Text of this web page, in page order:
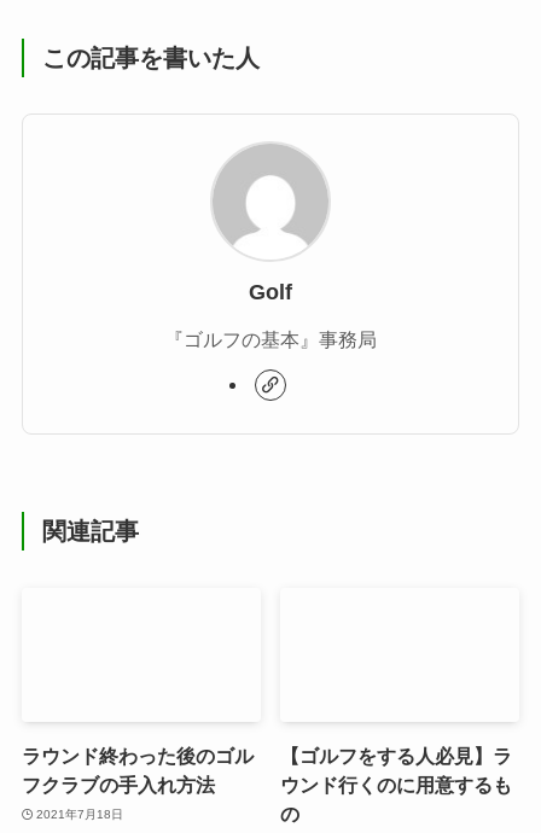
この記事を書いた人
Golf
『ゴルフの基本』事務局
関連記事
ラウンド終わった後のゴル
フクラブの手入れ方法
2021年7月18日
【ゴルフをする人必見】ラ
ウンド行くのに用意するも
の